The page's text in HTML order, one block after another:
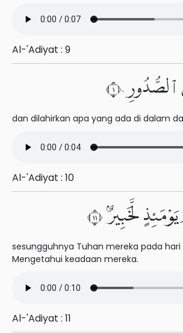
Al-'Adiyat : 9
١٠
dan dilahirkan apa yang ada di dalam
Al-'Adiyat : 10
لَّخَبِيرٌۢ ١١
sesungguhnya Tuhan mereka pada hari
Mengetahui keadaan mereka.
Al-'Adiyat : 11